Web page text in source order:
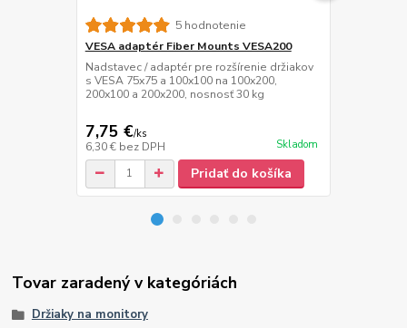
5 hodnotenie
VESA adaptér Fiber Mounts VESA200
Nadstavec / adaptér pre rozšírenie držiakov
s VESA 75x75 a 100x100 na 100x200,
200x100 a 200x200, nosnosť 30 kg
7,75 €/ks
6,30 € bez DPH Skladom
Pridať do košíka
Tovar zaradený v kategóriách
Držiaky na monitory